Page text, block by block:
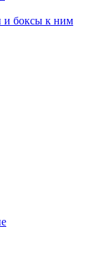
и боксы к ним